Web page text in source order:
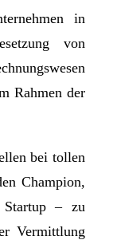
in
von
Rahmen der
bei tollen
Champion,
Startup – zu
Vermittlung